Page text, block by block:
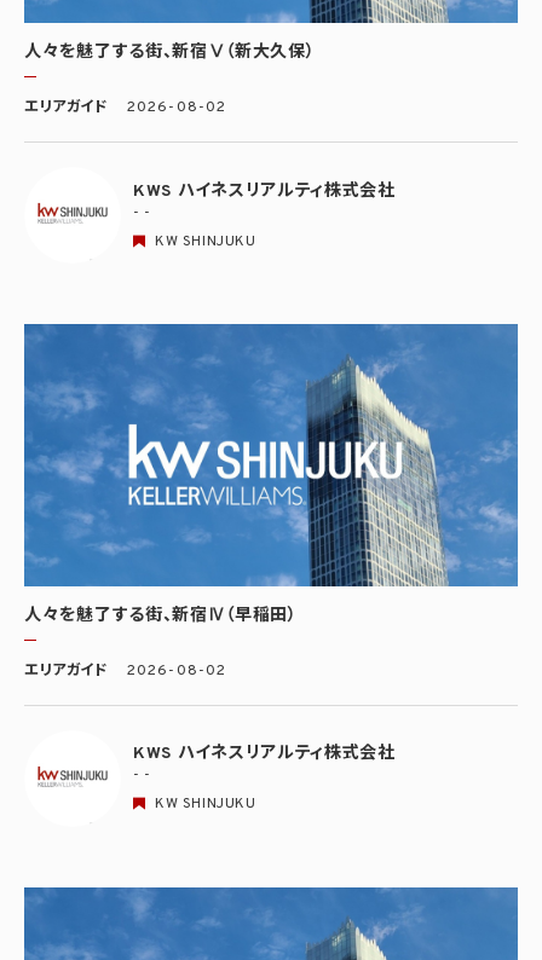
人々を魅了する街、新宿Ⅴ（新大久保）
エリアガイド 2026-08-02
KWS ハイネスリアルティ株式会社
- -
KW SHINJUKU
人々を魅了する街、新宿Ⅳ（早稲田）
エリアガイド 2026-08-02
KWS ハイネスリアルティ株式会社
- -
KW SHINJUKU